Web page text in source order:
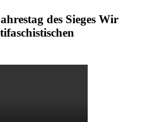
des Sieges Wir